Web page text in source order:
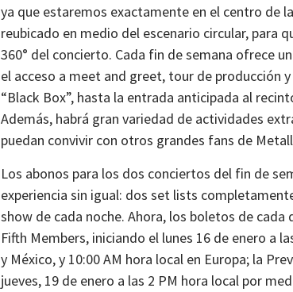
ya que estaremos exactamente en el centro de
reubicado en medio del escenario circular, para
360° del concierto. Cada fin de semana ofrece
el acceso a meet and greet, tour de producción
“Black Box”, hasta la entrada anticipada al
Además, habrá gran variedad de actividades
puedan convivir con otros grandes fans de
Los abonos para los dos conciertos del fin de
experiencia sin igual: dos set lists
show de cada noche. Ahora, los boletos de
Fifth Members, iniciando el lunes 16 de enero a
y México, y 10:00 AM hora local en Europa; la
jueves, 19 de enero a las 2 PM hora local por